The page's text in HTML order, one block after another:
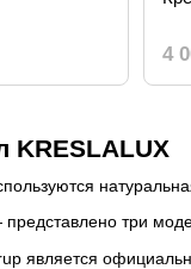
KRESLALUX
три
является
4